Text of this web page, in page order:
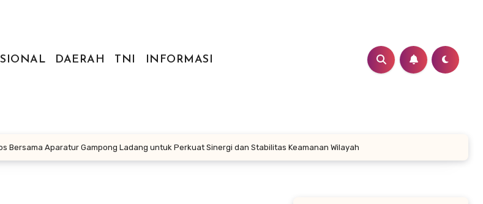
DAERAH TNI INFORMASI
Bersama Aparatur Gampong Ladang untuk Perkuat Sinergi dan Stabilitas Keamanan Wilayah